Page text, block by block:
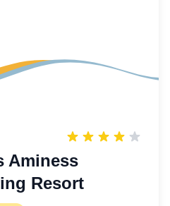
Aminess
Resort